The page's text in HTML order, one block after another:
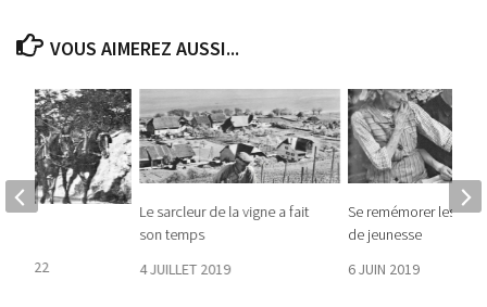
VOUS AIMEREZ AUSSI...
Le sarcleur de la vigne a fait
son temps
4 JUILLET 2019
Se remémorer les
de jeunesse
6 JUIN 2019
2022